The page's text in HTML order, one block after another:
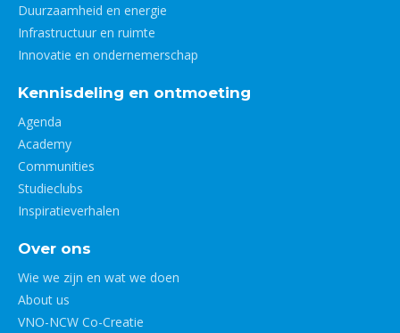
Duurzaamheid en energie
Infrastructuur en ruimte
Innovatie en ondernemerschap
Kennisdeling en ontmoeting
Agenda
Academy
Communities
Studieclubs
Inspiratieverhalen
Over ons
Wie we zijn en wat we doen
About us
VNO-NCW Co-Creatie